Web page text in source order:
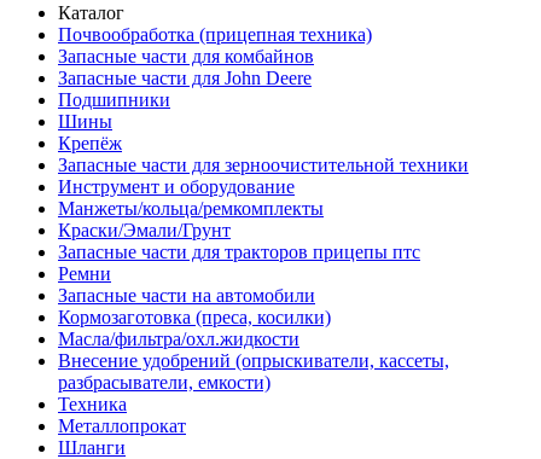
Каталог
Почвообработка (прицепная техника)
Запасные части для комбайнов
Запасные части для John Deere
Подшипники
Шины
Крепёж
Запасные части для зерноочистительной техники
Инструмент и оборудование
Манжеты/кольца/ремкомплекты
Краски/Эмали/Грунт
Запасные части для тракторов прицепы птс
Ремни
Запасные части на автомобили
Кормозаготовка (преса, косилки)
Масла/фильтра/охл.жидкости
Внесение удобрений (опрыскиватели, кассеты,
разбрасыватели, емкости)
Техника
Металлопрокат
Шланги